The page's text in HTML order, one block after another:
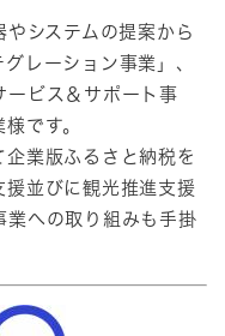
システムの提案から
レーション事業」、
ービス＆サポート事
です。
業版ふるさと納税を
援並びに観光推進支援
業への取り組みも手掛